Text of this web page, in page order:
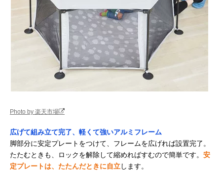
Photo by 楽天市場
広げて組み立て完了、軽くて強いアルミフレーム
脚部分に安定プレートをつけて、フレームを広げれば設置完了。
たたむときも、ロックを解除して縮めればすむので簡単です。 安
定プレートは、たたんだときに自立します。